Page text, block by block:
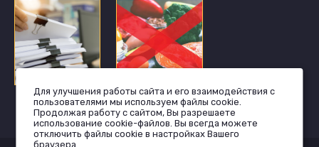
Для улучшения работы сайта и его взаимодействия с
пользователями мы используем файлы cookie.
Продолжая работу с сайтом, Вы разрешаете
использование cookie-файлов. Вы всегда можете
отключить файлы cookie в настройках Вашего
браузера.